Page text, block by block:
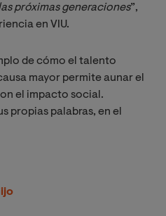
próximas generaciones”,
en VIU.
de cómo el talento
mayor permite aunar el
el impacto social.
propias palabras, en el